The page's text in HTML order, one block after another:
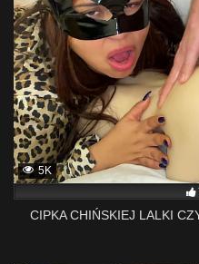
5K
CIPKA CHIŃSKIEJ LALKI